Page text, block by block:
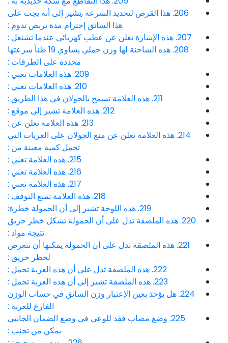
206. هذا القرص لتحديد السرعة ,يشير إلى أنه يجب على
هذا السائق إحترام مدة تربص تدوم :
207. هذه الإشارة تعلن عن عطب كهربائي عندما تشتعل :
208. هذه الشاحنة لها وزن جملي يساوي 19 طناً سرعتها
محددة على الطرقات :
209. هذه العلامات تعني :
210. هذه العلامات تعني :
211. هذه العلامة تسمح بالجولان في هذا الطريق :
212. هذه العلامة تشير إلى موقع :
213. هذه العلامة تعلن عن :
214. هذه العلامة تعلن عن منع الجولان على العربات التي
تحمل كمية معينة من :
215. هذه العلامة تعني :
216. هذه العلامة تعني :
217. هذه العلامة تعني :
218. هذه العلامة تمنع التوقف :
219. هذه اللوحة تشير إلى أن الحمولة خطرة:
220. هذه الملصقة تدل على أن الحمولة تشكل خطر حريق
نتيجة مواد :
221. هذه الملصقة تدل على أن الحمولة يمكنها أن تتعرض
لخطر حريق :
222. هذه الملصقة تدل على أن هذه العربة تحمل :
223. هذه الملصقة تشير إلى أن هذه العربة تحمل :
224. هل يؤخذ بعين الإعتبار وزن السائق في حساب الوزن
الفارغ للعربة :
225. وضع مصاب فقد للوعي في وضع الضمان الجانبي
يمكن من تجنب :